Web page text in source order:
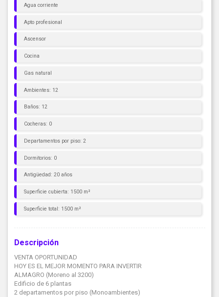
Agua corriente
Apto profesional
Ascensor
Cocina
Gas natural
Ambientes: 12
Baños: 12
Cocheras: 0
Departamentos por piso: 2
Dormitorios: 0
Antigüedad: 20 años
Superficie cubierta: 1500 m²
Superficie total: 1500 m²
Descripción
VENTA OPORTUNIDAD
HOY ES EL MEJOR MOMENTO PARA INVERTIR
ALMAGRO (Moreno al 3200)
Edificio de 6 plantas
2 departamentos por piso (Monoambientes)